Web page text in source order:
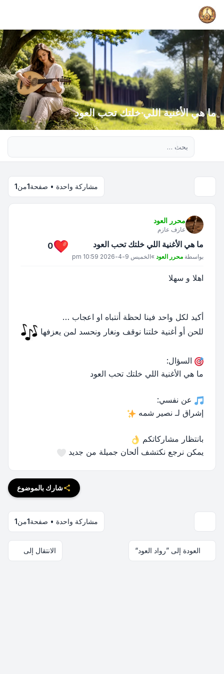
ما هي الأغنية اللي خلتك تحب العود
مشاركة واحدة • صفحة1من1
محرر العود
عازف عازم
ما هي الأغنية اللي خلتك تحب العود
مشاركة
بواسطة محرر العود »الخميس 9-4-2026 10:59 pm
0
اهلا و سهلا
أكيد لكل واحد فينا لحظة أنتباه او اعجاب …
للحن أو أغنية خلتنا نوقف ونغار ونحسد لمن يعزفها
السؤال:
ما هي الأغنية اللي خلتك تحب العود
عن نفسي:
إشراق لـ نصير شمه
بانتظار مشاركاتكم
يمكن نرجع نكتشف ألحان جميلة من جديد
شارك بالموضوع
مشاركة واحدة • صفحة1من1
العودة إلى ”رواد العود“ الانتقال إلى